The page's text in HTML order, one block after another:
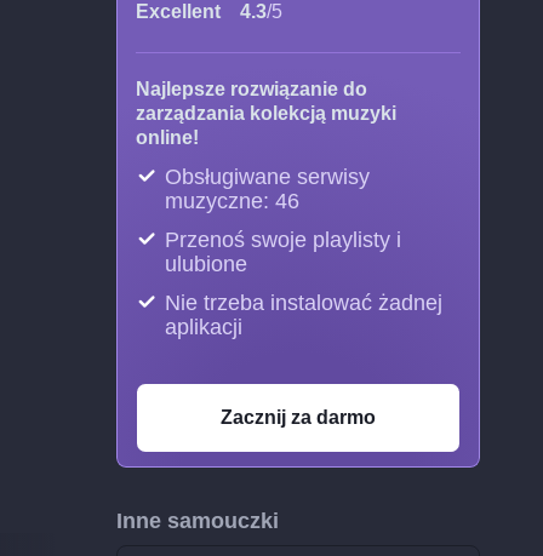
Excellent 4.3/5
Najlepsze rozwiązanie do
zarządzania kolekcją muzyki
online!
Obsługiwane serwisy
muzyczne: 46
Przenoś swoje playlisty i
ulubione
Nie trzeba instalować żadnej
aplikacji
Zacznij za darmo
Inne samouczki